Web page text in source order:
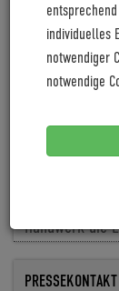
individuelles
notwendiger
notwendige
LETZTE
Coboc blickt
Cyclingworld
Cyclingworld
Fachkräfte
Handwerk die
PRESSEKONTAKT